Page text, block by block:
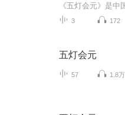
3 172
五灯会元
57 1.8万